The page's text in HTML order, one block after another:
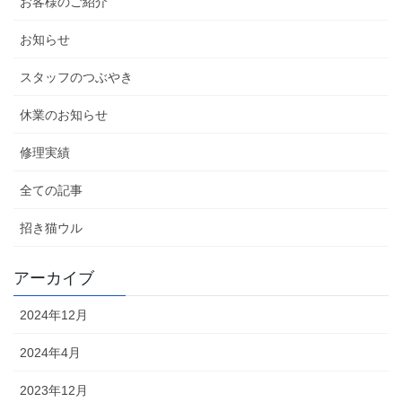
お知らせ
スタッフのつぶやき
休業のお知らせ
修理実績
全ての記事
招き猫ウル
アーカイブ
2024年12月
2024年4月
2023年12月